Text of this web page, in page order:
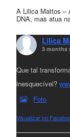
A Lilica Mattos –
DNA, mas atua
Lilica
3 months
Que tal
inesquecível?
Foto
Visualizar no